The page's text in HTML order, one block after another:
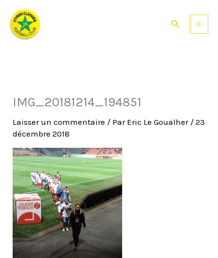
contenu
Rechercher
IMG_20181214_194851
Laisser un commentaire / Par Eric Le Goualher /23
décembre 2018